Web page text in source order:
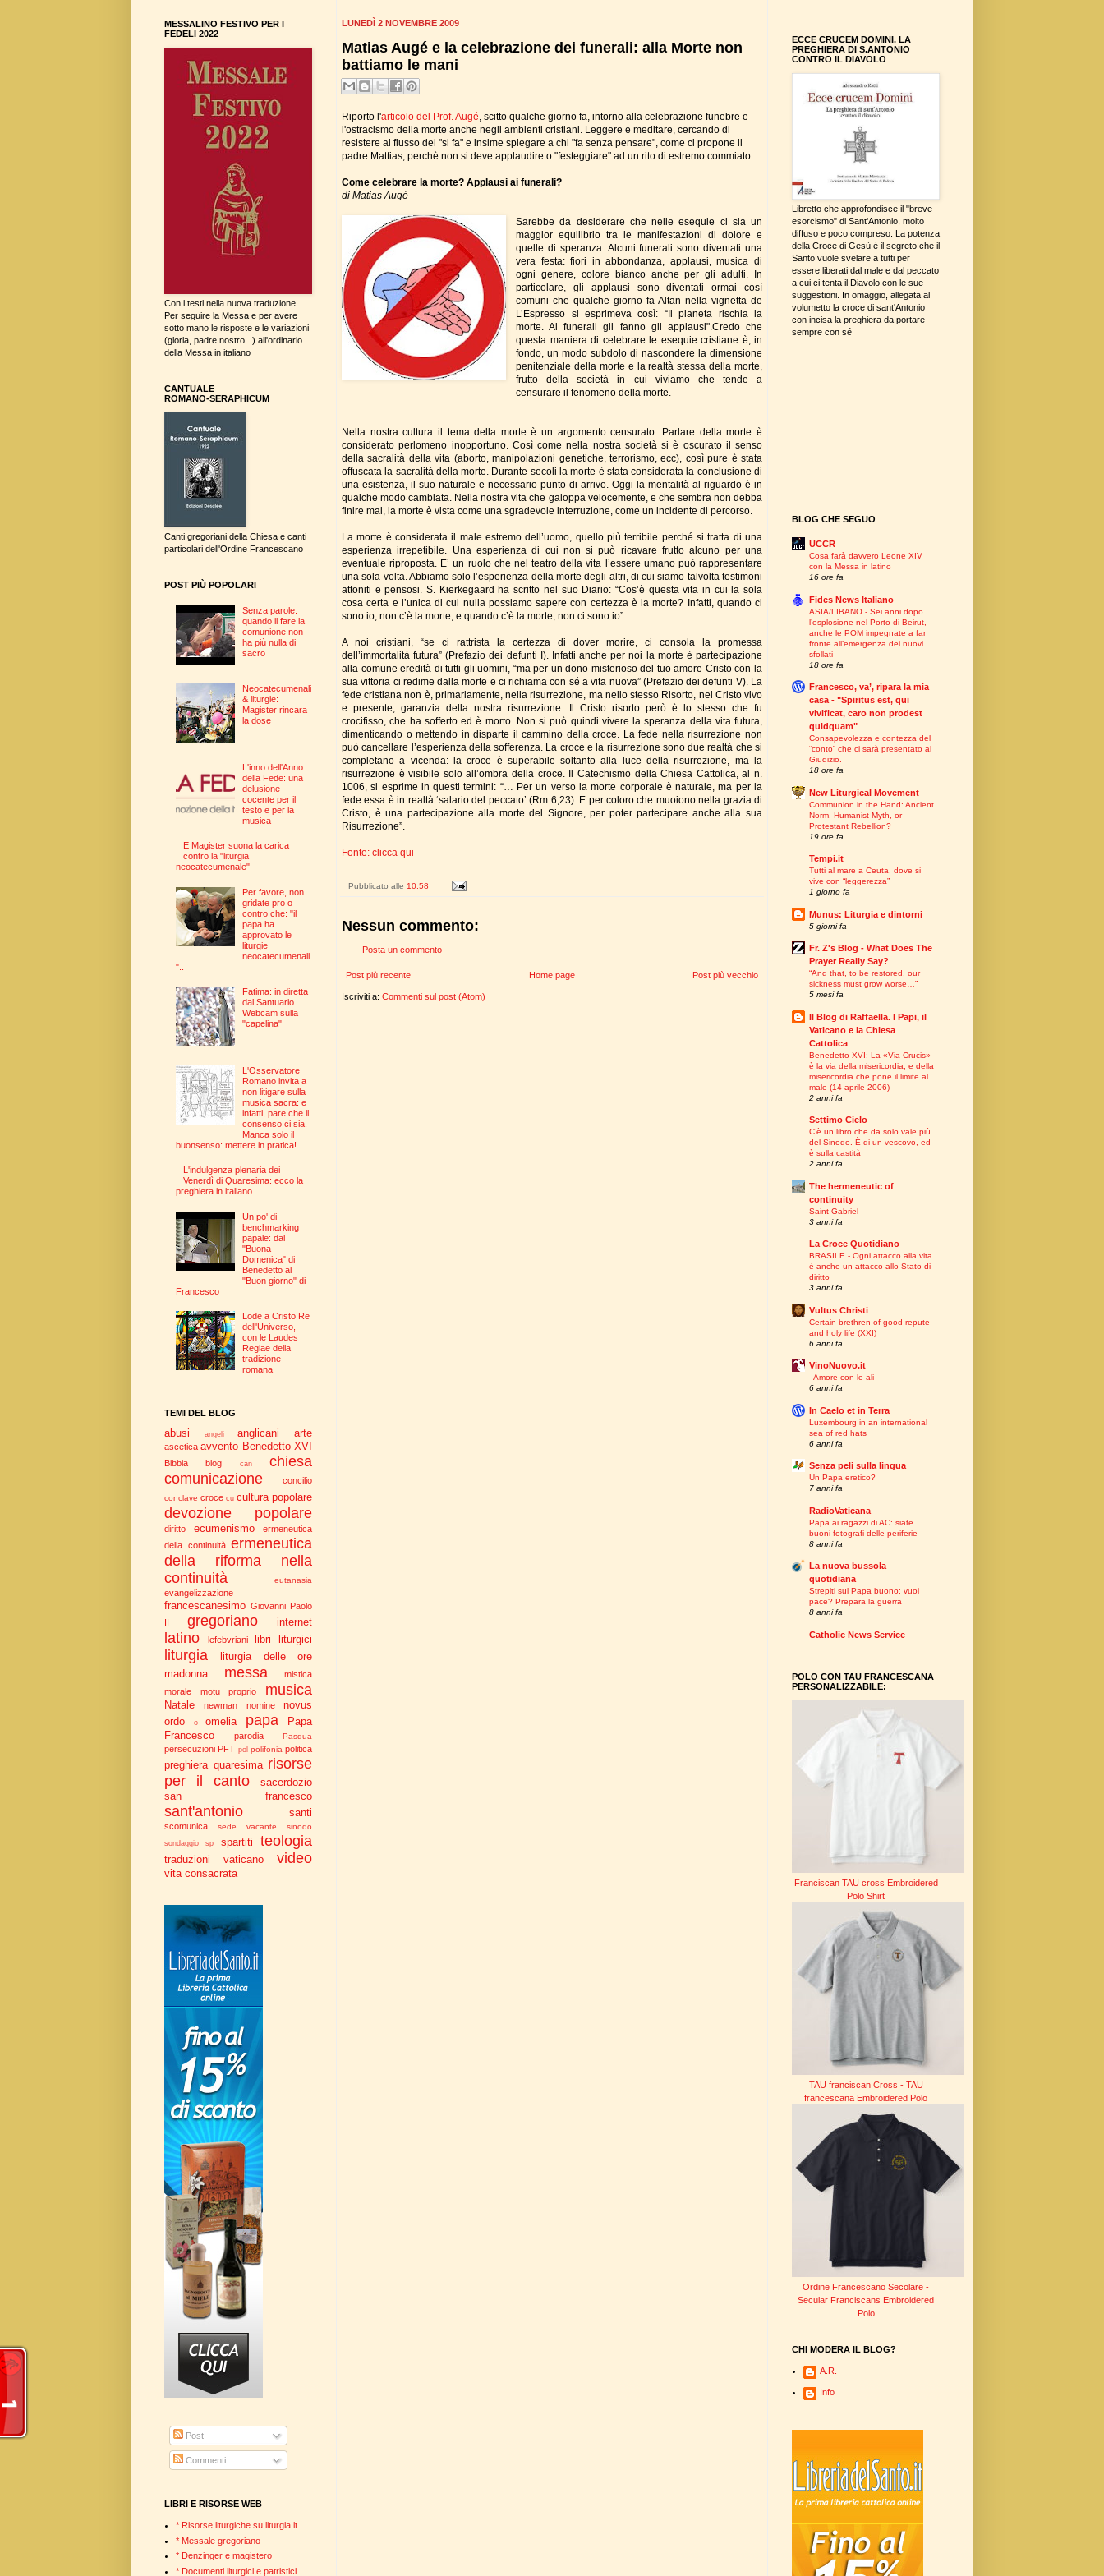
LUNEDÌ 2 NOVEMBRE 2009
Matias Augé e la celebrazione dei funerali: alla Morte non
battiamo le mani
Riporto l'articolo del Prof. Augé , scitto qualche giorno fa, intorno alla celebrazione funebre e
l'ostracismo della morte anche negli ambienti cristiani. Leggere e meditare, cercando di
resistere al flusso del "si fa" e insime spiegare a chi "fa senza pensare", come ci propone il
padre Mattias, perchè non si deve applaudire o "festeggiare" ad un rito di estremo commiato.
Come celebrare la morte? Applausi ai funerali?
di Matias Augé
Sarebbe da desiderare che nelle esequie ci sia un
maggior equilibrio tra le manifestazioni di dolore e
quelle di speranza. Alcuni funerali sono diventati una
vera festa: fiori in abbondanza, applausi, musica di
ogni genere, colore bianco anche per gli adulti. In
particolare, gli applausi sono diventati ormai così
comuni che qualche giorno fa Altan nella vignetta de
L’Espresso si esprimeva così: “Il pianeta rischia la
morte. Ai funerali gli fanno gli applausi".Credo che
questa maniera di celebrare le esequie cristiane è, in
fondo, un modo subdolo di nascondere la dimensione
penitenziale della morte e la realtà stessa della morte,
frutto della società in cui viviamo che tende a
censurare il fenomeno della morte.
Nella nostra cultura il tema della morte è un argomento censurato. Parlare della morte è
considerato perlomeno inopportuno. Così come nella nostra società si è oscurato il senso
della sacralità della vita (aborto, manipolazioni genetiche, terrorismo, ecc), così pure è stata
offuscata la sacralità della morte. Durante secoli la morte è stata considerata la conclusione di
una esistenza, il suo naturale e necessario punto di arrivo. Oggi la mentalità al riguardo è in
qualche modo cambiata. Nella nostra vita che galoppa velocemente, e che sembra non debba
finire mai, la morte è vista come una sgradevole interruzione, come un incidente di percorso.
La morte è considerata il male estremo dell’uomo, quello più terribile perché si tratta di una
esperienza irrepetibile. Una esperienza di cui non si può ricavare frutto alcuno per una
eventuale riproposta. E’ un ruolo che nel teatro della vita l’essere umano può rappresentare
una sola volta. Abbiamo solo l’esperienza della morte degli altri, di cui siamo talvolta testimoni
attoniti e pensosi. S. Kierkegaard ha scritto nel suo Diario: “Cos’è questa vita in cui la sola
cosa certa e l’unica di cui nulla possiamo sapere con certezza è la morte? Infatti, quando ci
sono io, non c’è la morte, e quando c’è la morte, non ci sono io”.
A noi cristiani, “se ci rattrista la certezza di dover morire, ci consola la promessa
dell’immortalità futura” (Prefazio dei defunti I). Infatti anche per noi la morte è partecipazione
alla comune eredità di tutti gli uomini, “ma per un dono misterioso del tuo amore Cristo con la
sua vittoria ci redime dalla morte e ci richiama con sé a vita nuova” (Prefazio dei defunti V). La
fede cristiana non è, primariamente, nella risurrezione, ma nello stesso Risorto, nel Cristo vivo
e presente, garanzia della nostra risurrezione. Il Cristo risorto però è lo stesso che fu
crocifisso, che ha sofferto ed è morto. Non si può quindi vivere la speranza della vita futura,
dimenticando o mettendo in disparte il cammino della croce. La fede nella risurrezione non
può cancellare l’esperienza della sofferenza. La croce e la risurrezione sono due realtà che si
completano a vicenda: la croce è superabile soltanto alla luce della risurrezione, ma la
risurrezione è visibile solo all’ombra della croce. Il Catechismo della Chiesa Cattolica, al n.
1006, si esprime in questi termini: “… Per un verso la morte corporale è naturale, ma per la
fede essa è in realtà ‘salario del peccato’ (Rm 6,23). E per coloro che muoiono nella grazia di
Cristo, è una partecipazione alla morte del Signore, per poter partecipare anche alla sua
Risurrezione”.
Fonte: clicca qui
Pubblicato alle 10:58
Nessun commento:
Posta un commento
Post più recente Post più vecchio
Home page
Iscriviti a: Commenti sul post (Atom)
MESSALINO FESTIVO PER I
FEDELI 2022
Con i testi nella nuova traduzione.
Per seguire la Messa e per avere
sotto mano le risposte e le variazioni
(gloria, padre nostro...) all'ordinario
della Messa in italiano
CANTUALE
ROMANO-SERAPHICUM
Canti gregoriani della Chiesa e canti
particolari dell'Ordine Francescano
POST PIÙ POPOLARI
Senza parole:
quando il fare la
comunione non
ha più nulla di
sacro
Neocatecumenali
& liturgie:
Magister rincara
la dose
L'inno dell'Anno
della Fede: una
delusione
cocente per il
testo e per la
musica
E Magister suona la carica
contro la "liturgia
neocatecumenale"
Per favore, non
gridate pro o
contro che: "il
papa ha
approvato le
liturgie
neocatecumenali
"..
Fatima: in diretta
dal Santuario.
Webcam sulla
"capelina"
L'Osservatore
Romano invita a
non litigare sulla
musica sacra: e
infatti, pare che il
consenso ci sia.
Manca solo il
buonsenso: mettere in pratica!
L'indulgenza plenaria dei
Venerdì di Quaresima: ecco la
preghiera in italiano
Un po' di
benchmarking
papale: dal
"Buona
Domenica" di
Benedetto al
"Buon giorno" di
Francesco
Lode a Cristo Re
dell'Universo,
con le Laudes
Regiae della
tradizione
romana
TEMI DEL BLOG
abusi angeli anglicani arte
ascetica avvento Benedetto XVI
Bibbia blog can
chiesa
comunicazione
concilio
conclave croce cu cultura popolare
devozione popolare
diritto ecumenismo
ermeneutica
della continuità ermeneutica
della riforma nella
continuità
eutanasia
evangelizzazione
francescanesimo Giovanni Paolo
gregoriano internet
latino lefebvriani libri liturgici
liturgia
liturgia delle ore
madonna
messa
mistica
morale
motu proprio musica
Natale newman nomine
novus
ordo
o omelia papa
Papa
Francesco
parodia Pasqua
persecuzioni PFT pol polifonia politica
preghiera quaresima risorse
per il canto
sacerdozio
san francesco
sant'antonio santi
scomunica sede vacante sinodo
sondaggio sp spartiti teologia
traduzioni vaticano video
vita consacrata
Post
Commenti
LIBRI E RISORSE WEB
* Risorse liturgiche su liturgia.it
* Messale gregoriano
* Denzinger e magistero
* Documenti liturgici e patristici
ECCE CRUCEM DOMINI. LA
PREGHIERA DI S.ANTONIO
CONTRO IL DIAVOLO
Libretto che approfondisce il "breve
esorcismo" di Sant'Antonio, molto
diffuso e poco compreso. La potenza
della Croce di Gesù è il segreto che il
Santo vuole svelare a tutti per
essere liberati dal male e dal peccato
a cui ci tenta il Diavolo con le sue
suggestioni. In omaggio, allegata al
volumetto la croce di sant'Antonio
con incisa la preghiera da portare
sempre con sé
BLOG CHE SEGUO
UCCR
Cosa farà davvero Leone XIV
con la Messa in latino
16 ore fa
Fides News Italiano
ASIA/LIBANO - Sei anni dopo
l’esplosione nel Porto di Beirut,
anche le POM impegnate a far
fronte all’emergenza dei nuovi
sfollati
18 ore fa
Francesco, va’, ripara la mia
casa - "Spiritus est, qui
vivificat, caro non prodest
quidquam"
Consapevolezza e contezza del
“conto” che ci sarà presentato al
Giudizio.
18 ore fa
New Liturgical Movement
Communion in the Hand: Ancient
Norm, Humanist Myth, or
Protestant Rebellion?
19 ore fa
Tempi.it
Tutti al mare a Ceuta, dove si
vive con “leggerezza”
1 giorno fa
Munus: Liturgia e dintorni
5 giorni fa
Fr. Z's Blog - What Does The
Prayer Really Say?
“And that, to be restored, our
sickness must grow worse…”
5 mesi fa
Il Blog di Raffaella. I Papi, il
Vaticano e la Chiesa
Cattolica
Benedetto XVI: La «Via Crucis»
è la via della misericordia, e della
misericordia che pone il limite al
male (14 aprile 2006)
2 anni fa
Settimo Cielo
C’è un libro che da solo vale più
del Sinodo. È di un vescovo, ed
è sulla castità
2 anni fa
The hermeneutic of
continuity
Saint Gabriel
3 anni fa
La Croce Quotidiano
BRASILE - Ogni attacco alla vita
è anche un attacco allo Stato di
diritto
3 anni fa
Vultus Christi
Certain brethren of good repute
and holy life (XXI)
6 anni fa
VinoNuovo.it
- Amore con le ali
6 anni fa
In Caelo et in Terra
Luxembourg in an international
sea of red hats
6 anni fa
Senza peli sulla lingua
Un Papa eretico?
7 anni fa
RadioVaticana
Papa ai ragazzi di AC: siate
buoni fotografi delle periferie
8 anni fa
La nuova bussola
quotidiana
Strepiti sul Papa buono: vuoi
pace? Prepara la guerra
8 anni fa
Catholic News Service
POLO CON TAU FRANCESCANA
PERSONALIZZABILE:
Franciscan TAU cross Embroidered
Polo Shirt
TAU franciscan Cross - TAU
francescana Embroidered Polo
Ordine Francescano Secolare -
Secular Franciscans Embroidered
Polo
CHI MODERA IL BLOG?
A.R.
Info